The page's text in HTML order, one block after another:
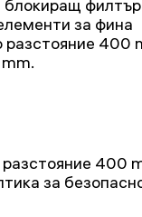
за фина
разстояние 400
400
за